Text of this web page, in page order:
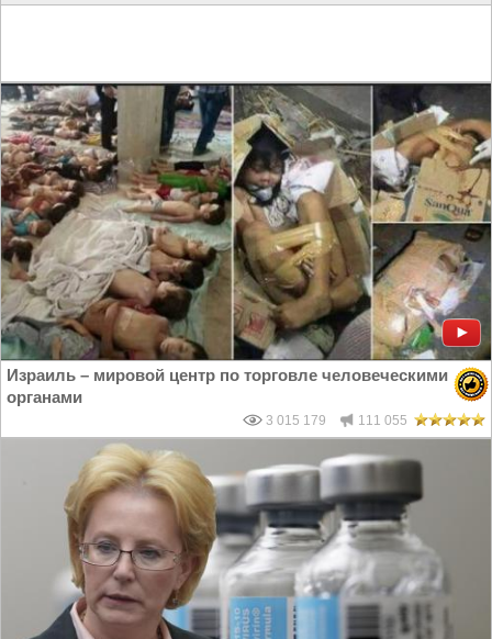
Израиль – мировой центр по торговле человеческими
органами
3 015 179 111 055